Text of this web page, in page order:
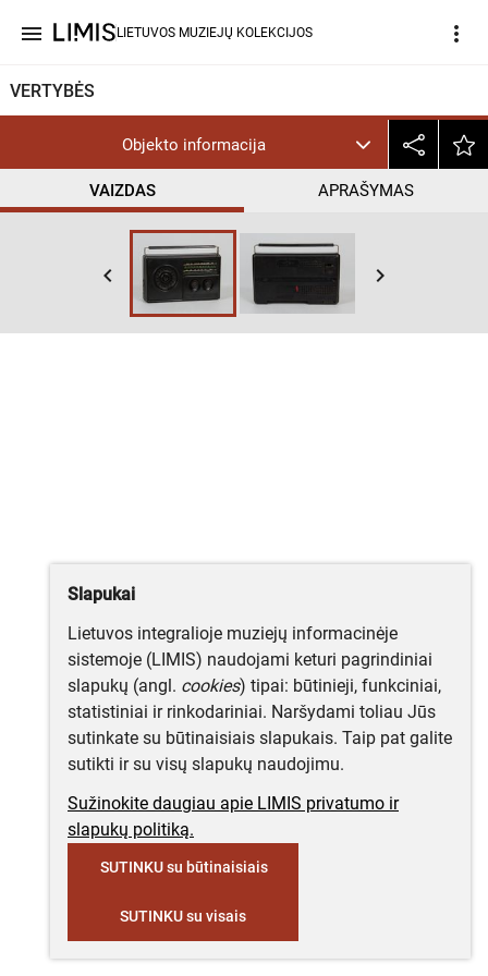
menu LIETUVOS MUZIEJŲ KOLEKCIJOS more_vert
VERTYBĖS
Objekto informacija
VAIZDAS APRAŠYMAS
keyboard_arrow_left keyboard_arrow_right
Slapukai
Lietuvos integralioje muziejų informacinėje
sistemoje (LIMIS) naudojami keturi pagrindiniai
slapukų (angl. cookies) tipai: būtinieji, funkciniai,
statistiniai ir rinkodariniai. Naršydami toliau Jūs
sutinkate su būtinaisiais slapukais. Taip pat galite
sutikti ir su visų slapukų naudojimu.
Sužinokite daugiau apie LIMIS privatumo ir
slapukų politiką.
SUTINKU su būtinaisiais
SUTINKU su visais